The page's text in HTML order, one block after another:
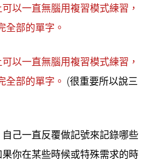
以一直無腦用複習模式練習，
全部的單字。
以一直無腦用複習模式練習，
全部的單字。 (很重要所以說三
己一直反覆做記號來記錄哪些
你在某些時候或特殊需求的時